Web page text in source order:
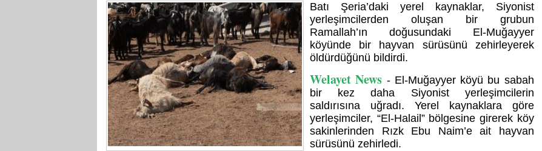
Batı Şeria’daki yerel kaynaklar, Siyonist
yerleşimcilerden oluşan bir grubun
Ramallah’ın doğusundaki El-Muğayyer
köyünde bir hayvan sürüsünü zehirleyerek
öldürdüğünü bildirdi.
Welayet News - El-Muğayyer köyü bu sabah
bir kez daha Siyonist yerleşimcilerin
saldırısına uğradı. Yerel kaynaklara göre
yerleşimciler, “El-Halail” bölgesine girerek köy
sakinlerinden Rızk Ebu Naim’e ait hayvan
sürüsünü zehirledi.